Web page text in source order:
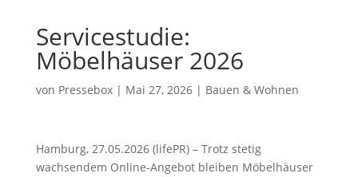
Servicestudie:
Möbelhäuser 2026
von Pressebox| Mai 27, 2026| Bauen & Wohnen
Hamburg, 27.05.2026 (lifePR) – Trotz stetig
wachsendem Online-Angebot bleiben Möbelhäuser